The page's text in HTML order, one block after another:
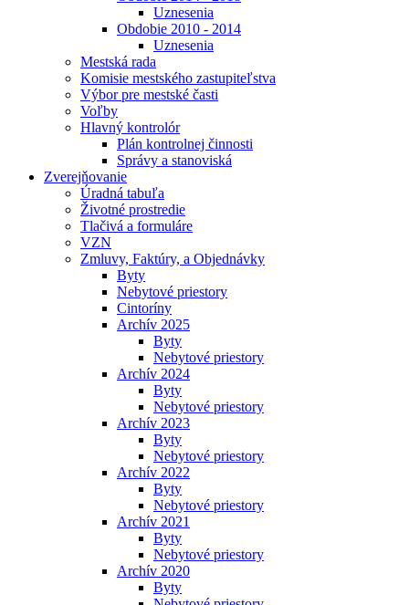
Uznesenia
Obdobie 2010 - 2014
Uznesenia
Mestská rada
Komisie mestského zastupiteľstva
Výbor pre mestské časti
Voľby
Hlavný kontrolór
Plán kontrolnej činnosti
Správy a stanoviská
Zverejňovanie
Úradná tabuľa
Životné prostredie
Tlačivá a formuláre
VZN
Zmluvy, Faktúry, a Objednávky
Byty
Nebytové priestory
Cintoríny
Archív 2025
Byty
Nebytové priestory
Archív 2024
Byty
Nebytové priestory
Archív 2023
Byty
Nebytové priestory
Archív 2022
Byty
Nebytové priestory
Archív 2021
Byty
Nebytové priestory
Archív 2020
Byty